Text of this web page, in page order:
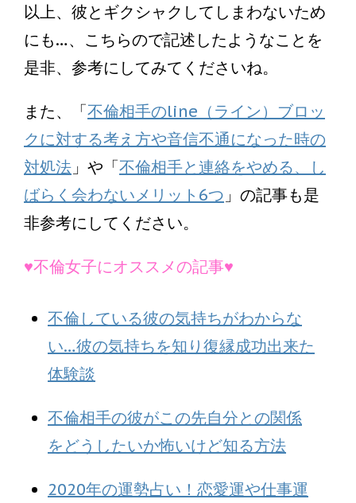
以上、彼とギクシャクしてしまわないため
にも…、こちらので記述したようなことを
是非、参考にしてみてくださいね。
また、「不倫相手のline（ライン）ブロッ
クに対する考え方や音信不通になった時の
対処法 」や「不倫相手と連絡をやめる、し
ばらく会わないメリット6つ 」の記事も是
非参考にしてください。
♥不倫女子にオススメの記事♥
不倫している彼の気持ちがわからな
い…彼の気持ちを知り復縁成功出来た
体験談
不倫相手の彼がこの先自分との関係
をどうしたいか怖いけど知る方法
2020年の運勢占い！恋愛運や仕事運